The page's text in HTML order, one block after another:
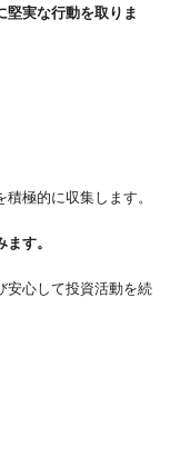
堅実な行動を取りま
極的に収集します。
す。
安心して投資活動を続